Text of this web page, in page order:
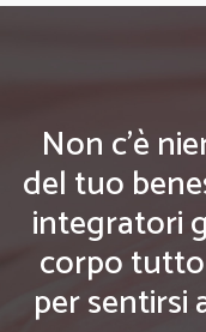
Non c'è
del tuo
integratori
corpo
per sentirsi